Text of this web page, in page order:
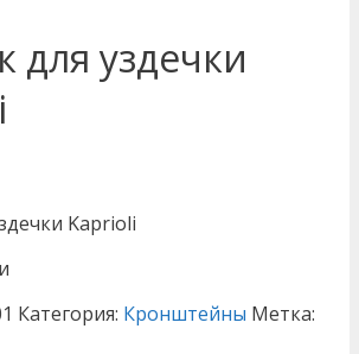
для уздечки
Kaprioli
Категория: Кронштейны Метка: